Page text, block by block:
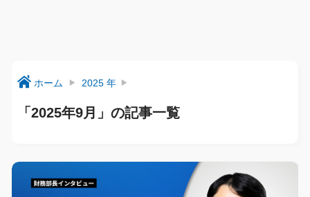
ホーム 2025 年
「2025年9月」の記事一覧